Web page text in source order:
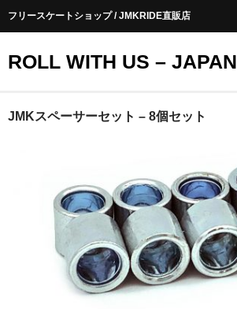
フリースケートショップ / JMKRIDE直販店
ROLL WITH US – JAPAN
お知らせ
会社概要
お問い合わせ
JMKスペーサーセット – 8個セット